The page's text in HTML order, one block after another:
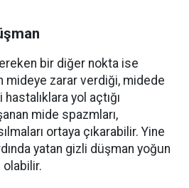
bir diğer nokta ise
zarar verdiği, midede
yol açtığı
mide spazmları,
ortaya çıkarabilir. Yine
yatan gizli düşman yoğun